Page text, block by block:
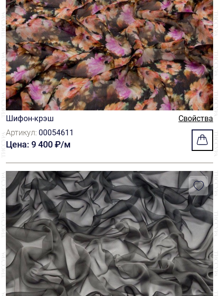
Шифон-крэш
Свойства
Артикул: 00054611
Цена: 9 400 ₽/м